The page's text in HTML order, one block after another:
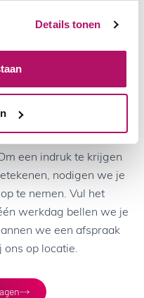
Details tonen
service?
Daarom passen we
op de specifieke
een indruk te krijgen
nodigen we je
te nemen. Vul het
werkdag bellen we je
we een afspraak
op locatie.